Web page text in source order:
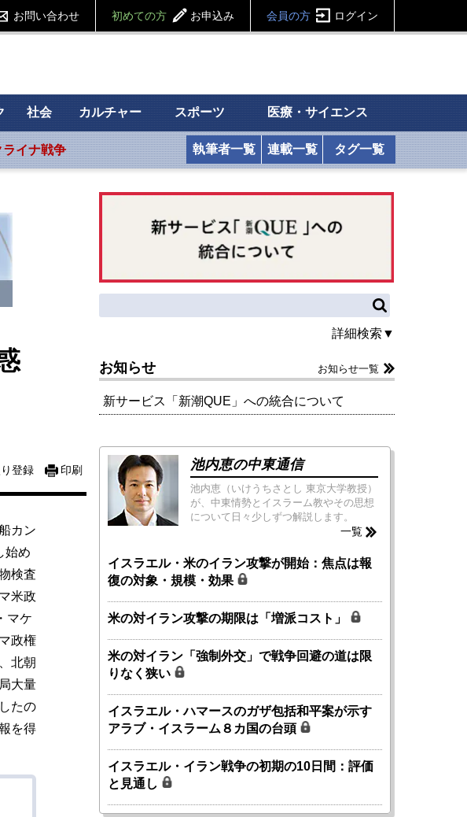
お問い合わせ 初めての方 お申込み 会員の方 ログイン
社会 カルチャー スポーツ 医療・サイエンス
イナ戦争 執筆者一覧 連載一覧 タグ一覧
登録 印刷
カン
始め
検査
米政
マケ
政権
北朝
大量
たの
を得
詳細検索▼
お知らせ お知らせ一覧
新サービス「新潮QUE」への統合について
池内恵の中東通信
池内恵（いけうちさとし 東京大学教授）
が、中東情勢とイスラーム教やその思想
について日々少しずつ解説します。
一覧
イスラエル・米のイラン攻撃が開始：焦点は報
復の対象・規模・効果
米の対イラン攻撃の期限は「増派コスト」
米の対イラン「強制外交」で戦争回避の道は限
りなく狭い
イスラエル・ハマースのガザ包括和平案が示す
アラブ・イスラーム８カ国の台頭
イスラエル・イラン戦争の初期の10日間：評価
と見通し